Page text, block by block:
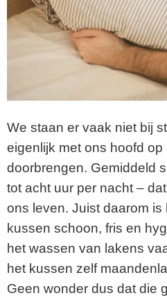
We staan er vaak niet bij
eigenlijk met ons hoofd
doorbrengen. Gemiddeld
tot acht uur per nacht –
ons leven. Juist daarom is
kussen schoon, fris en
het wassen van lakens
het kussen zelf
Geen wonder dus dat die